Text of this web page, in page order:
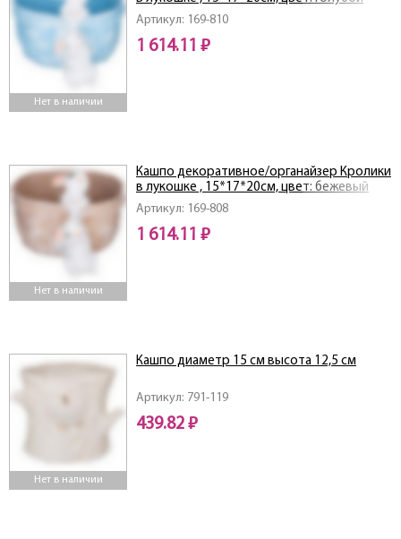
Нет в наличии
Артикул: 169-810
1 614.11 ₽
Нет в наличии
Артикул: 169-808
Кашпо декоративное/органайзер Кролики
в лукошке , 15*17*20см, цвет: бежевый
1 614.11 ₽
Нет в наличии
Артикул: 791-119
Кашпо диаметр 15 см высота 12,5 см
439.82 ₽